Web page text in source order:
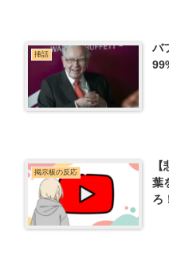
挿話
バ
掲示板の反応
葉
ろ